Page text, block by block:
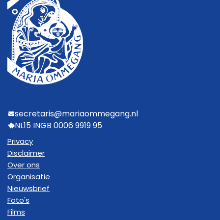
secretaris@mariaommegang.nl
NL15 INGB 0006 9919 95
Privacy
Disclaimer
Over ons
Organisatie
Nieuwsbrief
Foto's
Films